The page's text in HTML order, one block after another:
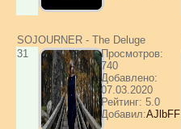
SOJOURNER - The Deluge
31
Просмотров:
740
Добавлено:
07.03.2020
Рейтинг: 5.0
Добавил:AJlbFF